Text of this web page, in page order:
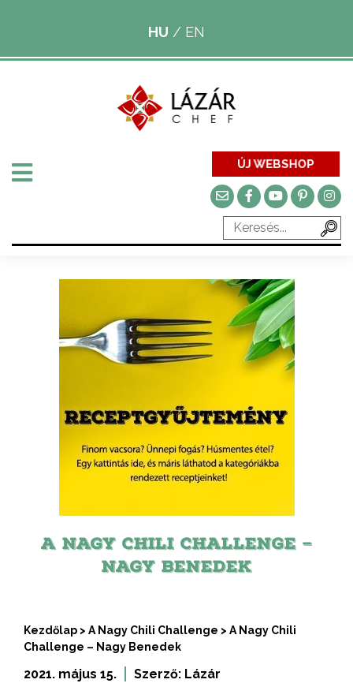
HU / EN
ÚJ WEBSHOP
A NAGY CHILI CHALLENGE –
NAGY BENEDEK
Kezdőlap > A Nagy Chili Challenge > A Nagy Chili
Challenge – Nagy Benedek
2021. május 15. Szerző: Lázár